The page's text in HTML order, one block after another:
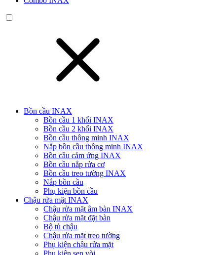
Bồn cầu INAX
Bồn cầu 1 khối INAX
Bồn cầu 2 khối INAX
Bồn cầu thông minh INAX
Nắp bồn cầu thông minh INAX
Bồn cầu cảm ứng INAX
Bồn cầu nắp rửa cơ
Bồn cầu treo tường INAX
Nắp bồn cầu
Phụ kiện bồn cầu
Chậu rửa mặt INAX
Chậu rửa mặt âm bàn INAX
Chậu rửa mặt đặt bàn
Bộ tủ chậu
Chậu rửa mặt treo tường
Phụ kiện chậu rửa mặt